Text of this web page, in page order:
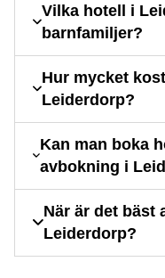
Vilka hotell i
barnfamiljer?
Hur mycket
Leiderdorp?
Kan man boka
avbokning i
När är det bäst
Leiderdorp?